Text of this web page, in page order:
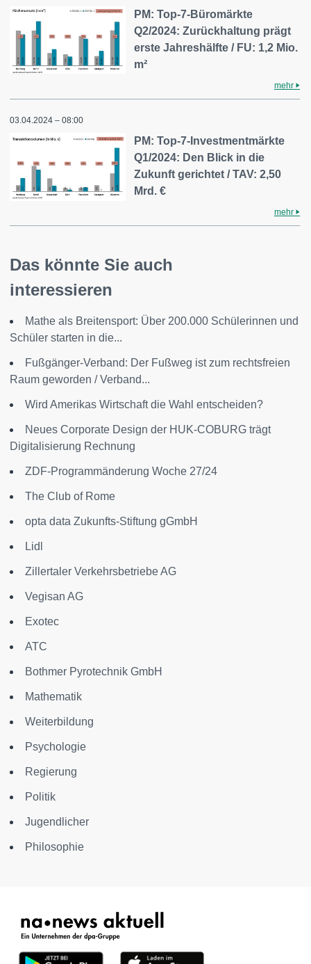
PM: Top-7-Büromärkte
Q2/2024: Zurückhaltung prägt
erste Jahreshälfte / FU: 1,2 Mio.
m²
mehr
03.04.2024 – 08:00
PM: Top-7-Investmentmärkte
Q1/2024: Den Blick in die
Zukunft gerichtet / TAV: 2,50
Mrd. €
mehr
Das könnte Sie auch
interessieren
Mathe als Breitensport: Über 200.000 Schülerinnen und
Schüler starten in die...
Fußgänger-Verband: Der Fußweg ist zum rechtsfreien
Raum geworden / Verband...
Wird Amerikas Wirtschaft die Wahl entscheiden?
Neues Corporate Design der HUK-COBURG trägt
Digitalisierung Rechnung
ZDF-Programmänderung Woche 27/24
The Club of Rome
opta data Zukunfts-Stiftung gGmbH
Lidl
Zillertaler Verkehrsbetriebe AG
Vegisan AG
Exotec
ATC
Bothmer Pyrotechnik GmbH
Mathematik
Weiterbildung
Psychologie
Regierung
Politik
Jugendlicher
Philosophie